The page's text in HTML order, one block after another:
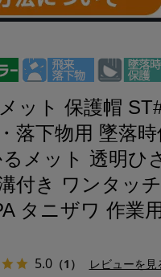
ット 保護帽
落下物用 墜落
メット 透明ひ
付き ワンタッ
タニザワ 作業
5.0（1） レビューを見